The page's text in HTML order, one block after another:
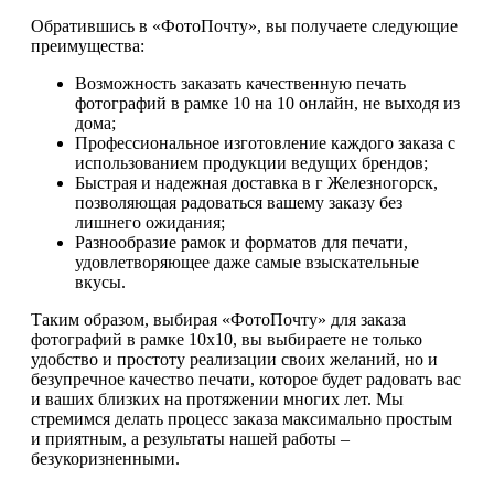
Обратившись в «ФотоПочту», вы получаете следующие
преимущества:
Возможность заказать качественную печать
фотографий в рамке 10 на 10 онлайн, не выходя из
дома;
Профессиональное изготовление каждого заказа с
использованием продукции ведущих брендов;
Быстрая и надежная доставка в г Железногорск,
позволяющая радоваться вашему заказу без
лишнего ожидания;
Разнообразие рамок и форматов для печати,
удовлетворяющее даже самые взыскательные
вкусы.
Таким образом, выбирая «ФотоПочту» для заказа
фотографий в рамке 10х10, вы выбираете не только
удобство и простоту реализации своих желаний, но и
безупречное качество печати, которое будет радовать вас
и ваших близких на протяжении многих лет. Мы
стремимся делать процесс заказа максимально простым
и приятным, а результаты нашей работы –
безукоризненными.